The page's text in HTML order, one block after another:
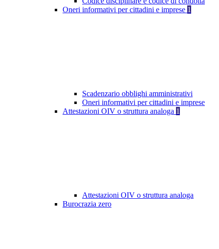
Oneri informativi per cittadini e imprese 1
Scadenzario obblighi amministrativi
Oneri informativi per cittadini e imprese
Attestazioni OIV o struttura analoga 1
Attestazioni OIV o struttura analoga
Burocrazia zero